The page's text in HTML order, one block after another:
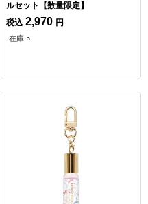
ルセット【数量限定】
税込 2,970 円
在庫 ○